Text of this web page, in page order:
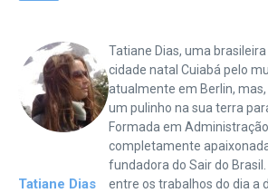
Tatiane Dias
Tatiane Dias, uma
cidade natal Cuiabá pelo
atualmente em Berlin,
um pulinho na sua terra
Formada em
completamente
fundadora do Sair do
entre os trabalhos do dia a